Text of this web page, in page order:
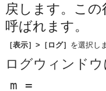
戻します。こ
呼ばれます。
［表示］>［ログ］ を選択し
ログウィンド
m =